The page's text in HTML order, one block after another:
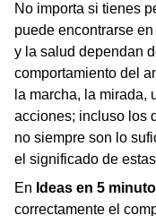
No importa si tienes
puede encontrarse
y la salud dependan
comportamiento del
la marcha, la mirada,
acciones; incluso los
no siempre son lo
el significado de
En Ideas en 5
correctamente el